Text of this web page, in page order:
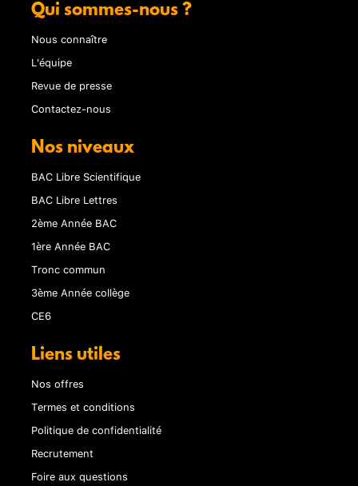
Qui sommes-nous ?
Nous connaître
L'équipe
Revue de presse
Contactez-nous
Nos niveaux
BAC Libre Scientifique
BAC Libre Lettres
2ème Année BAC
1ère Année BAC
Tronc commun
3ème Année collège
CE6
Liens utiles
Nos offres
Termes et conditions
Politique de confidentialité
Recrutement
Foire aux questions